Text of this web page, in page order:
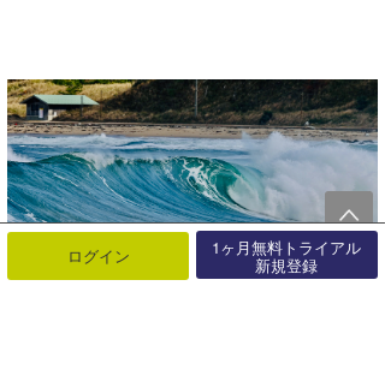
ログイン 1ヶ月無料トライアル
新規登録